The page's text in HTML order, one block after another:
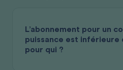
L’abonnement pour un
puissance est inférieure
pour qui ?